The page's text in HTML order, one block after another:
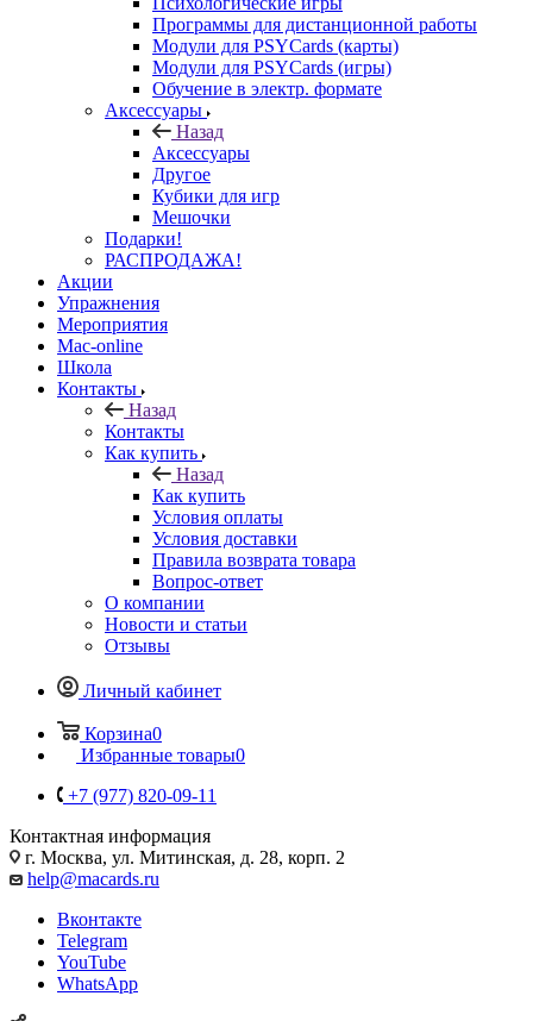
Программы для дистанционной работы
Модули для PSYCards (карты)
Модули для PSYCards (игры)
Обучение в электр. формате
Аксессуары
Назад
Аксессуары
Другое
Кубики для игр
Мешочки
Подарки!
РАСПРОДАЖА!
Акции
Упражнения
Мероприятия
Mac-online
Школа
Контакты
Назад
Контакты
Как купить
Назад
Как купить
Условия оплаты
Условия доставки
Правила возврата товара
Вопрос-ответ
О компании
Новости и статьи
Отзывы
Личный кабинет
Корзина0
Избранные товары0
+7 (977) 820-09-11
Контактная информация
г. Москва, ул. Митинская, д. 28, корп. 2
help@macards.ru
Вконтакте
Telegram
YouTube
WhatsApp